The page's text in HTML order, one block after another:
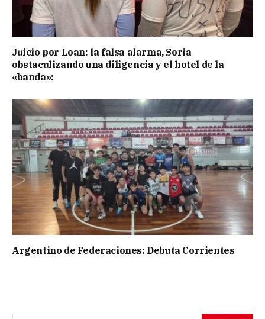
Juicio por Loan: la falsa alarma, Soria
obstaculizando una diligencia y el hotel de la
«banda»:
Argentino de Federaciones: Debuta Corrientes